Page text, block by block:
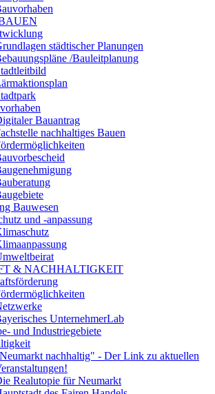
städtischer Planungen
/Bauleitplanung
Bauantrag
nachhaltiges Bauen
Bauwesen
und -anpassung
& NACHHALTIGKEIT
UnternehmerLab
und Industriegebiete
nachhaltig" - Der Link zu aktuellen
Realutopie für Neumarkt